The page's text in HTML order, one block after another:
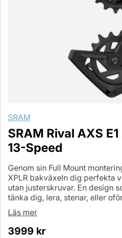
SRAM
SRAM Rival AXS
13-Speed
Genom sin Full Mount
XPLR bakväxeln dig perfekta
utan justerskruvar. En design
tänka dig, lera, stenar, eller
Läs mer
3999 kr